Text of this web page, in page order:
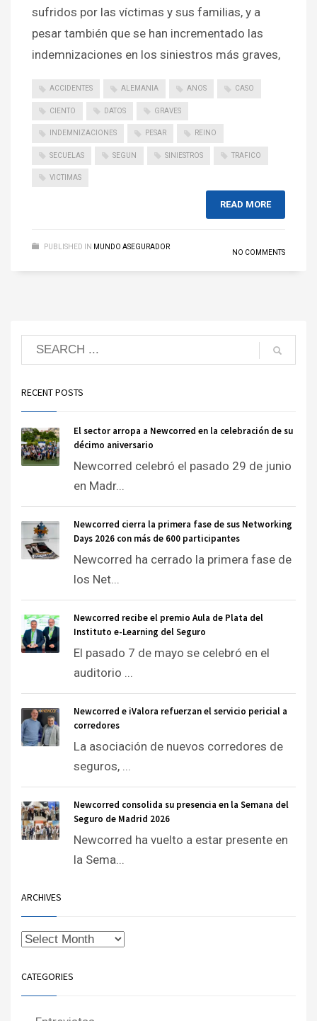
sufridos por las víctimas y sus familias, y a
pesar también que se han incrementado las
indemnizaciones en los siniestros más graves,
ACCIDENTES ALEMANIA ANOS CASO
CIENTO DATOS GRAVES
INDEMNIZACIONES PESAR REINO
SECUELAS SEGUN SINIESTROS TRAFICO
VICTIMAS
READ MORE
PUBLISHED IN MUNDO ASEGURADOR
NO COMMENTS
RECENT POSTS
El sector arropa a Newcorred en la celebración de su
décimo aniversario
Newcorred celebró el pasado 29 de junio
en Madr...
Newcorred cierra la primera fase de sus Networking
Days 2026 con más de 600 participantes
Newcorred ha cerrado la primera fase de
los Net...
Newcorred recibe el premio Aula de Plata del
Instituto e-Learning del Seguro
El pasado 7 de mayo se celebró en el
auditorio ...
Newcorred e iValora refuerzan el servicio pericial a
corredores
La asociación de nuevos corredores de
seguros, ...
Newcorred consolida su presencia en la Semana del
Seguro de Madrid 2026
Newcorred ha vuelto a estar presente en
la Sema...
ARCHIVES
CATEGORIES